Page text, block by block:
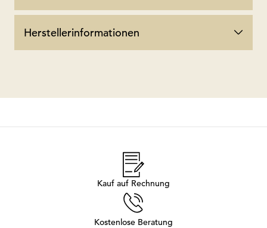
Herstellerinformationen
Kauf auf Rechnung
Kostenlose Beratung